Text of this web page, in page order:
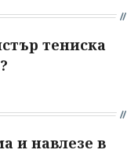
тениска
и навлезе в